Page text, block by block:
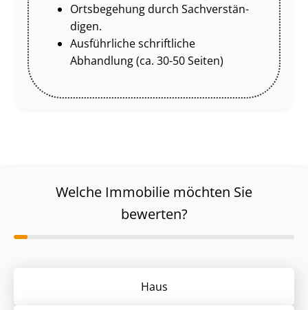
Ortsbegehung durch Sach­ver­stän­
di­gen.
Ausführliche schriftliche
Abhandlung (ca. 30-50 Seiten)
Welche Immobilie möchten Sie
bewerten?
Haus